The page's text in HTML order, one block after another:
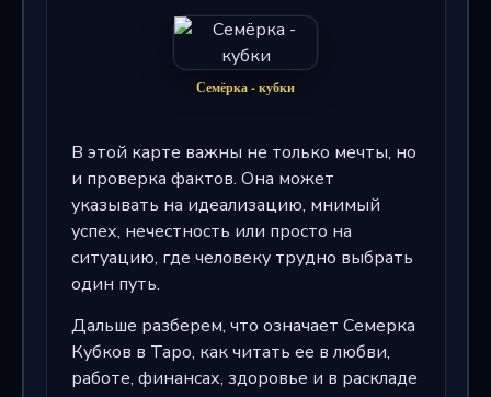
Семёрка - кубки
В этой карте важны не только мечты, но
и проверка фактов. Она может
указывать на идеализацию, мнимый
успех, нечестность или просто на
ситуацию, где человеку трудно выбрать
один путь.
Дальше разберем, что означает Семерка
Кубков в Таро, как читать ее в любви,
работе, финансах, здоровье и в раскладе